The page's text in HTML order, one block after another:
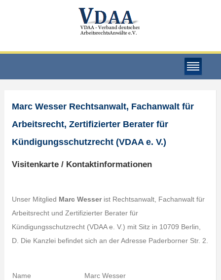
Marc Wesser Rechtsanwalt, Fachanwalt für
Arbeitsrecht, Zertifizierter Berater für
Kündigungsschutzrecht (VDAA e. V.)
Visitenkarte / Kontaktinformationen
Unser Mitglied Marc Wesserist Rechtsanwalt, Fachanwalt für
Arbeitsrecht und Zertifizierter Berater für
Kündigungsschutzrecht (VDAA e. V.) mit Sitz in 10709 Berlin,
D. Die Kanzlei befindet sich an der Adresse Paderborner Str. 2.
Name
Marc Wesser